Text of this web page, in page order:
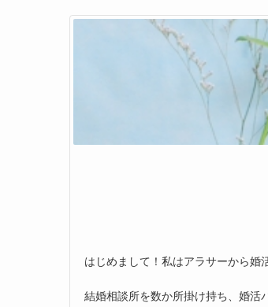
はじめまして！私はアラサーから婚
結婚相談所を数か所掛け持ち、婚活